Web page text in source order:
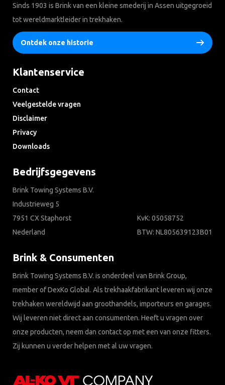
Sinds 1903 is Brink van een kleine smederij in Assen uitgegroeid
tot wereldmarktleider in trekhaken.
Ontdek onze historie
Klantenservice
Contact
Veelgestelde vragen
Disclaimer
Privacy
Downloads
Bedrijfsgegevens
Brink Towing Systems B.V.
Industrieweg 5
7951 CX Staphorst
Nederland
KvK: 05058752
BTW: NL805639123B01
Brink & Consumenten
Brink Towing Systems B.V. is onderdeel van Brink Group,
member of DexKo Global. Als trekhaakfabrikant leveren wij onze
trekhaken wereldwijd aan groothandels, importeurs en garages.
Wij leveren niet direct aan consumenten. Heeft u vragen over
onze producten, neem dan contact op met een van onze fitters.
Zij kunnen u verder helpen met al uw vragen.